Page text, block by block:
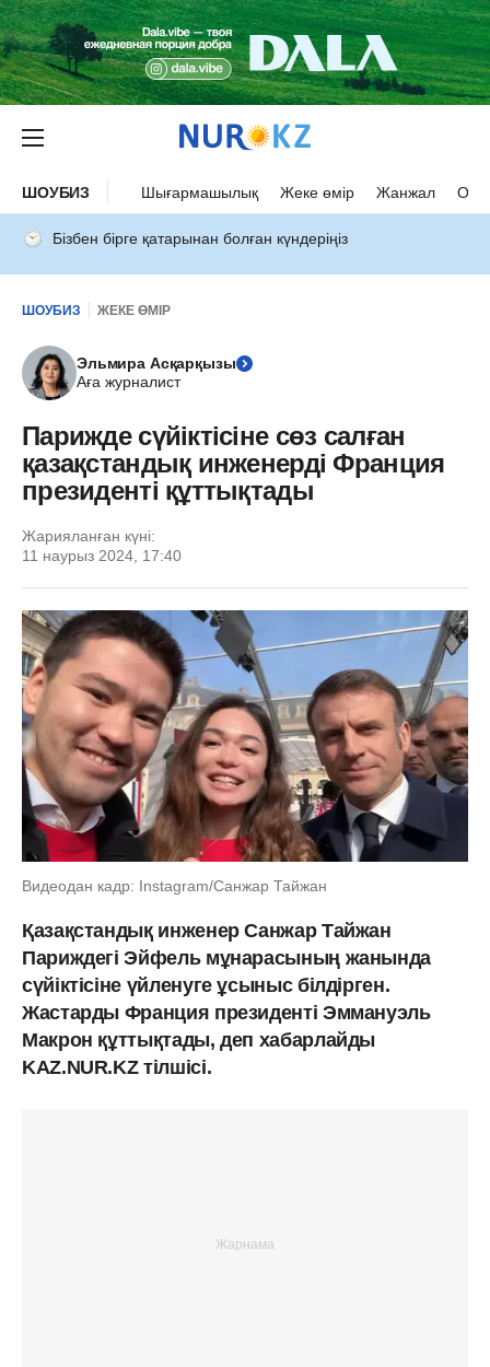
ШОУБИЗ Шығармашылық Жеке өмір Жанжал
Бізбен бірге қатарынан болған күндеріңіз
ШОУБИЗ ЖЕКЕ ӨМІР
Эльмира Асқарқызы
Аға журналист
Парижде сүйіктісіне сөз салған
қазақстандық инженерді Франция
президенті құттықтады
Жарияланған күні:
11 наурыз 2024, 17:40
Видеодан кадр: Instagram/Санжар Тайжан
Қазақстандық инженер Санжар Тайжан
Париждегі Эйфель мұнарасының жанында
сүйіктісіне үйленуге ұсыныс білдірген.
Жастарды Франция президенті Эммануэль
Макрон құттықтады, деп хабарлайды
KAZ.NUR.KZ тілшісі.